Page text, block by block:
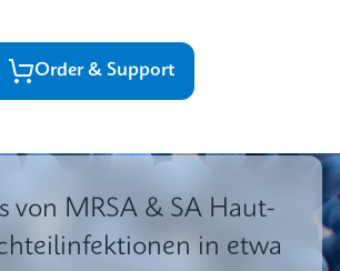
Order & Support
von MRSA & SA Haut-
in etwa